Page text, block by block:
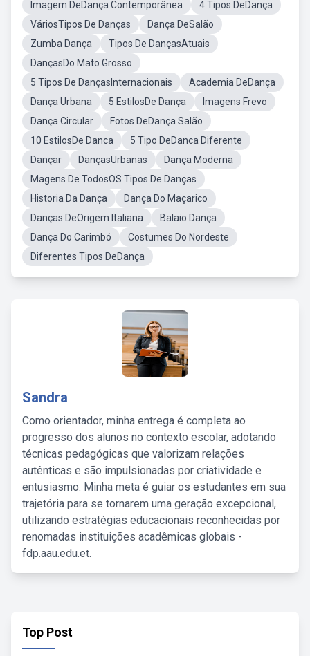
Imagem DeDança Contemporânea
4 Tipos DeDança
VáriosTipos De Danças
Dança DeSalão
Zumba Dança
Tipos De DançasAtuais
DançasDo Mato Grosso
5 Tipos De DançasInternacionais
Academia DeDança
Dança Urbana
5 EstilosDe Dança
Imagens Frevo
Dança Circular
Fotos DeDança Salão
10 EstilosDe Danca
5 Tipo DeDanca Diferente
Dançar
DançasUrbanas
Dança Moderna
Magens De TodosOS Tipos De Danças
Historia Da Dança
Dança Do Maçarico
Danças DeOrigem Italiana
Balaio Dança
Dança Do Carimbó
Costumes Do Nordeste
Diferentes Tipos DeDança
Sandra
Como orientador, minha entrega é completa ao
progresso dos alunos no contexto escolar, adotando
técnicas pedagógicas que valorizam relações
autênticas e são impulsionadas por criatividade e
entusiasmo. Minha meta é guiar os estudantes em sua
trajetória para se tornarem uma geração excepcional,
utilizando estratégias educacionais reconhecidas por
renomadas instituições acadêmicas globais -
fdp.aau.edu.et.
Top Post